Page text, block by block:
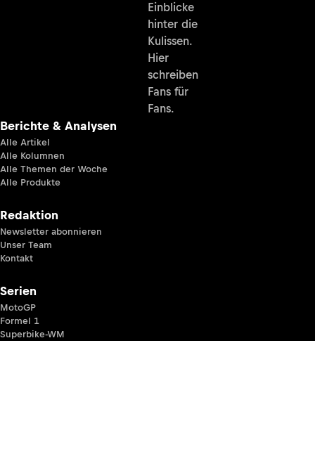
Einblicke
hinter die
Kulissen.
Hier
schreiben
Fans für
Fans.
Berichte & Analysen
Alle Artikel
Alle Kolumnen
Alle Themen der Woche
Alle Produkte
Redaktion
Newsletter abonnieren
Unser Team
Kontakt
Serien
MotoGP
Formel 1
Superbike-WM